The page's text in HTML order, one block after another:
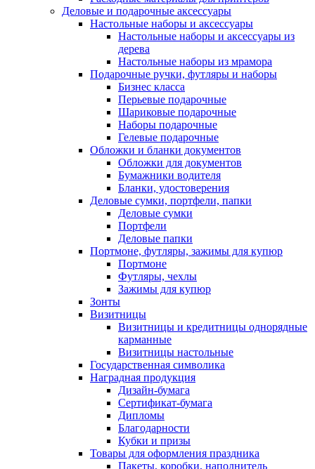
Деловые и подарочные аксессуары
Настольные наборы и аксессуары
Настольные наборы и аксессуары из
дерева
Настольные наборы из мрамора
Подарочные ручки, футляры и наборы
Бизнес класса
Перьевые подарочные
Шариковые подарочные
Наборы подарочные
Гелевые подарочные
Обложки и бланки документов
Обложки для документов
Бумажники водителя
Бланки, удостоверения
Деловые сумки, портфели, папки
Деловые сумки
Портфели
Деловые папки
Портмоне, футляры, зажимы для купюр
Портмоне
Футляры, чехлы
Зажимы для купюр
Зонты
Визитницы
Визитницы и кредитницы однорядные
карманные
Визитницы настольные
Государственная символика
Наградная продукция
Дизайн-бумага
Сертификат-бумага
Дипломы
Благодарности
Кубки и призы
Товары для оформления праздника
Пакеты, коробки, наполнитель